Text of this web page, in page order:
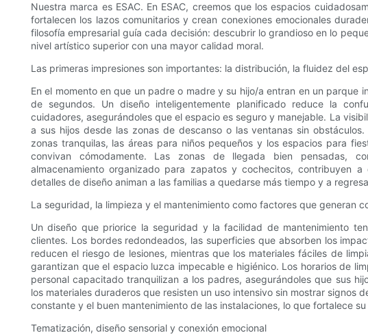
Nuestra marca es ESAC. En ESAC, creemos que los espacios
fortalecen los lazos comunitarios y crean conexiones emocionales
filosofía empresarial guía cada decisión: descubrir lo grandioso en lo
nivel artístico superior con una mayor calidad moral.
Las primeras impresiones son importantes: la distribución, la fluidez del
En el momento en que un padre o madre y su hijo/a entran en un parque
de segundos. Un diseño inteligentemente planificado reduce la
cuidadores, asegurándoles que el espacio es seguro y manejable. La
a sus hijos desde las zonas de descanso o las ventanas sin
zonas tranquilas, las áreas para niños pequeños y los espacios para
convivan cómodamente. Las zonas de llegada bien pensadas,
almacenamiento organizado para zapatos y cochecitos, contribuyen
detalles de diseño animan a las familias a quedarse más tiempo y a
La seguridad, la limpieza y el mantenimiento como factores que generan
Un diseño que priorice la seguridad y la facilidad de mantenimiento
clientes. Los bordes redondeados, las superficies que absorben los
reducen el riesgo de lesiones, mientras que los materiales fáciles de
garantizan que el espacio luzca impecable e higiénico. Los horarios de
personal capacitado tranquilizan a los padres, asegurándoles que sus
los materiales duraderos que resisten un uso intensivo sin mostrar signos
constante y el buen mantenimiento de las instalaciones, lo que fortalece
Tematización, diseño sensorial y conexión emocional